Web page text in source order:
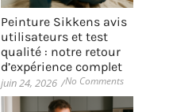
Peinture Sikkens avis
utilisateurs et test
qualité : notre retour
d’expérience complet
juin 24, 2026 /No Comments